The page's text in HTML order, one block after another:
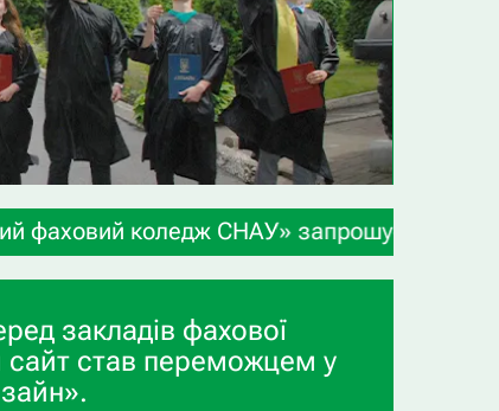
СНАУ» запрошує учнів 9-х та 11-х
закладів фахової
сайт став переможцем у